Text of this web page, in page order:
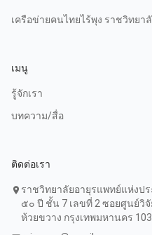
เครือข่ายคนไทยไร้พุง ราชวิทยา
เมนู
รู้จักเรา
บทความ/สื่อ
ติดต่อเรา
location_on ราชวิทยาลัยอายุรแพทย์แห่งป
๕๐ ปี ชั้น 7 เลขที่ 2 ซอยศูนย์วิ
ห้วยขวาง กรุงเทพมหานคร